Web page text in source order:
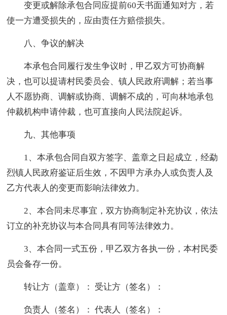
变更或解除承包合同应提前60天书面通知对方，若
使一方遭受损失的，应由责任方赔偿损失。
八、争议的解决
本承包合同履行发生争议时，甲乙双方可协商解
决，也可以提请村民委员会、镇人民政府调解；若当事
人不愿协商、调解或协商、调解不成的，可向林地承包
仲裁机构申请仲裁，也可直接向人民法院起诉。
九、其他事项
1、本承包合同自双方签字、盖章之日起成立，经勐
烈镇人民政府鉴证后生效，不因甲方承办人或负责人及
乙方代表人的变更而影响法律效力。
2、本合同未尽事宜，双方协商制定补充协议，依法
订立的补充协议与本合同具有同等法律效力。
3、本合同一式五份，甲乙双方各执一份，本村民委
员会备存一份。
转让方（盖章）： 受让方（签名）：
负责人（签名）： 代表人（签名）：